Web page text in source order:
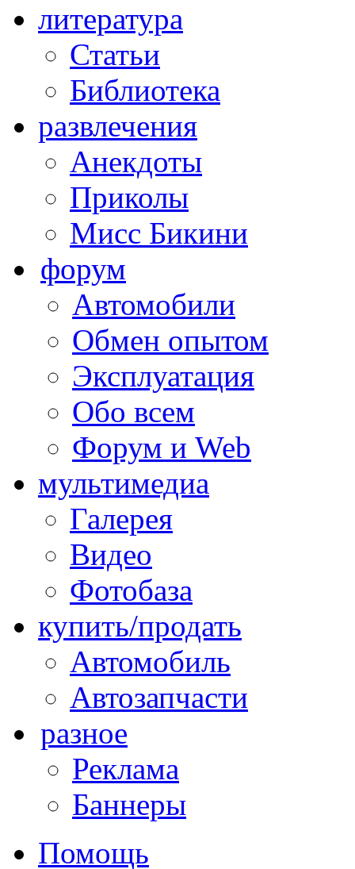
литература
Статьи
Библиотека
развлечения
Анекдоты
Приколы
Мисс Бикини
форум
Автомобили
Обмен опытом
Эксплуатация
Обо всем
Форум и Web
мультимедиа
Галерея
Видео
Фотобаза
купить/продать
Автомобиль
Автозапчасти
разное
Реклама
Баннеры
Помощь